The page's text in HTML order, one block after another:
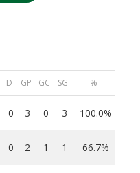
D GP GC SG %
0 3 0 3 100.0%
0 2 1 1 66.7%